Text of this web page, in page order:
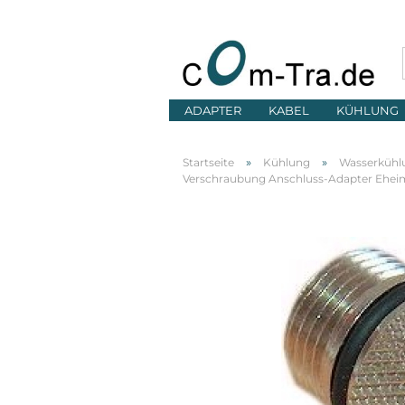
ADAPTER KABEL KÜHLUNG
Startseite » Kühlung »
Verschraubung Anschluss-Adapter